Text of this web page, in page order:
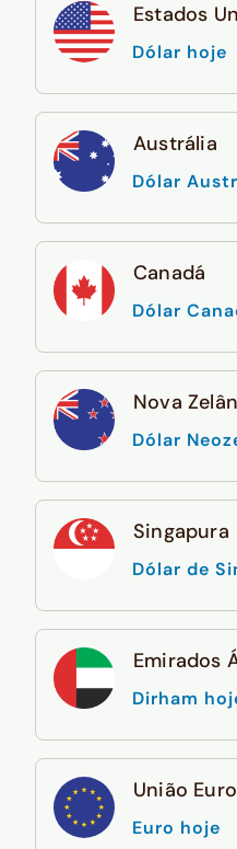
Estados
Dólar hoje
Austrália
Dólar
Canadá
Dólar
Nova
Dólar
Singapura
Dólar de
Emirados
Dirham
União
Euro hoje